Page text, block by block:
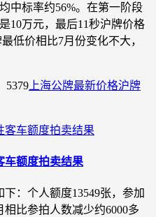
中标率约56%。在第一阶段
10万元，最后11秒沪牌价格
低价相比7月份变化不大，
5379 上海公牌最新价格沪牌
车额度拍卖结果
：个人额度13549张，参加
相比参拍人数减少约6000多